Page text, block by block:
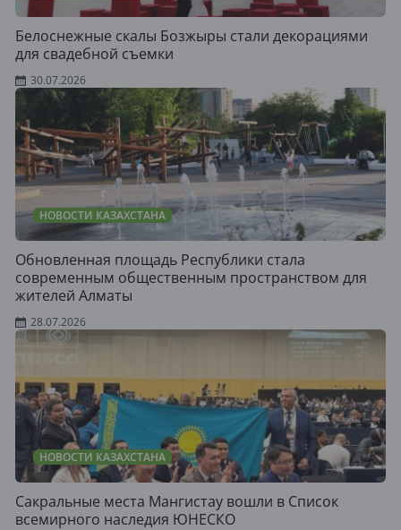
Белоснежные скалы Бозжыры стали декорациями
для свадебной съемки
30.07.2026
НОВОСТИ КАЗАХСТАНА
Обновленная площадь Республики стала
современным общественным пространством для
жителей Алматы
28.07.2026
НОВОСТИ КАЗАХСТАНА
Сакральные места Мангистау вошли в Список
всемирного наследия ЮНЕСКО